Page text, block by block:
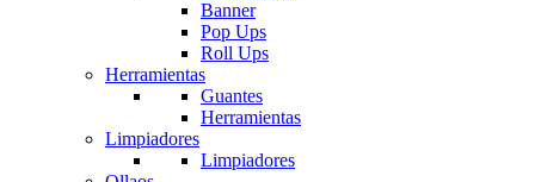
Banner
Pop Ups
Roll Ups
Herramientas
Guantes
Herramientas
Limpiadores
Limpiadores